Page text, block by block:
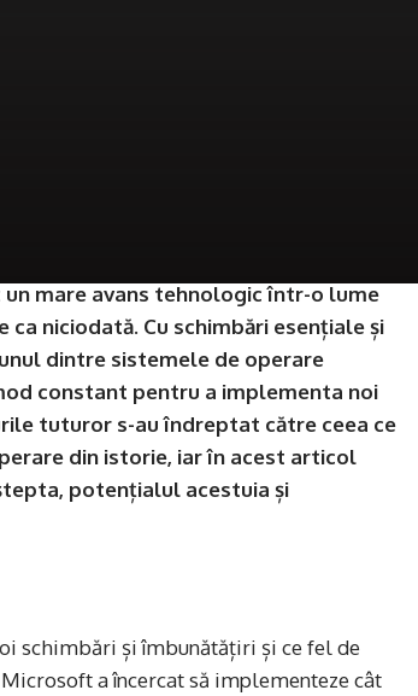
mare avans tehnologic într-o lume
niciodată. Cu schimbări esențiale și
dintre sistemele de operare
constant pentru a implementa noi
tuturor s-au îndreptat către ceea ce
din istorie, iar în acest articol
potențialul acestuia și
schimbări și îmbunătățiri și ce fel de
a încercat să implementeze cât